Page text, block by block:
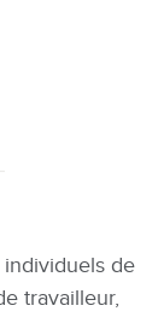
de
travailleur,